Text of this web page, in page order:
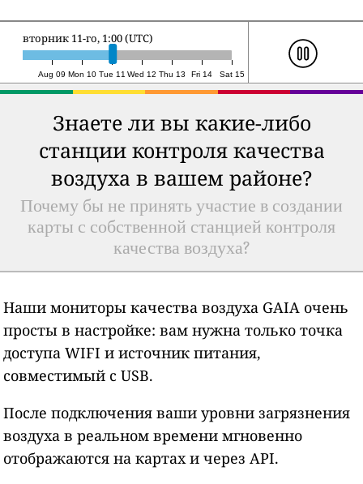
Aug 09 Mon 10 Tue 11 Wed 12 Thu 13 Fri 14 Sat 15
среда 12-го, 0:00 (UTC)
Знаете ли вы какие-либо
станции контроля качества
воздуха в вашем районе?
Почему бы не принять участие в создании
карты с собственной станцией контроля
качества воздуха?
Наши мониторы качества воздуха GAIA очень
просты в настройке: вам нужна только точка
доступа WIFI и источник питания,
совместимый с USB.
После подключения ваши уровни загрязнения
воздуха в реальном времени мгновенно
отображаются на картах и через API.